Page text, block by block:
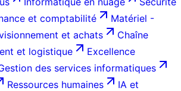
et comptabilité
Matériel -
et achats
Chaîne
et logistique
Excellence
des services informatiques
Ressources humaines
IA et